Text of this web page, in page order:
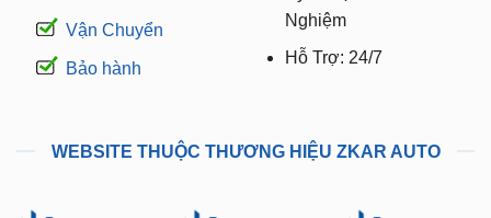
Vận Chuyển
Bảo hành
Nghiệm
Hỗ Trợ: 24/7
WEBSITE THUỘC THƯƠNG HIỆU ZKAR AUTO